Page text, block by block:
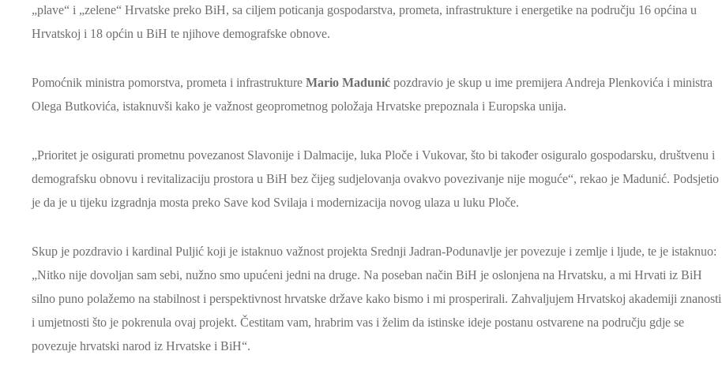
„plave“ i „zelene“ Hrvatske preko BiH, sa ciljem poticanja gospodarstva, prometa, infrastrukture i energetike na području 16 općina u
Hrvatskoj i 18 općin u BiH te njihove demografske obnove.
Pomoćnik ministra pomorstva, prometa i infrastrukture Mario Madunić pozdravio je skup u ime premijera Andreja Plenkovića i ministra
Olega Butkovića, istaknuvši kako je važnost geoprometnog položaja Hrvatske prepoznala i Europska unija.
„Prioritet je osigurati prometnu povezanost Slavonije i Dalmacije, luka Ploče i Vukovar, što bi također osiguralo gospodarsku, društvenu i
demografsku obnovu i revitalizaciju prostora u BiH bez čijeg sudjelovanja ovakvo povezivanje nije moguće“, rekao je Madunić. Podsjetio
je da je u tijeku izgradnja mosta preko Save kod Svilaja i modernizacija novog ulaza u luku Ploče.
Skup je pozdravio i kardinal Puljić koji je istaknuo važnost projekta Srednji Jadran-Podunavlje jer povezuje i zemlje i ljude, te je istaknuo:
„Nitko nije dovoljan sam sebi, nužno smo upućeni jedni na druge. Na poseban način BiH je oslonjena na Hrvatsku, a mi Hrvati iz BiH
silno puno polažemo na stabilnost i perspektivnost hrvatske države kako bismo i mi prosperirali. Zahvaljujem Hrvatskoj akademiji znanosti
i umjetnosti što je pokrenula ovaj projekt. Čestitam vam, hrabrim vas i želim da istinske ideje postanu ostvarene na području gdje se
povezuje hrvatski narod iz Hrvatske i BiH“.